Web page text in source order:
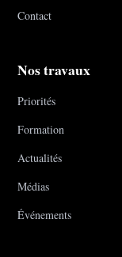
Contact
Nos travaux
Priorités
Formation
Actualités
Médias
Événements